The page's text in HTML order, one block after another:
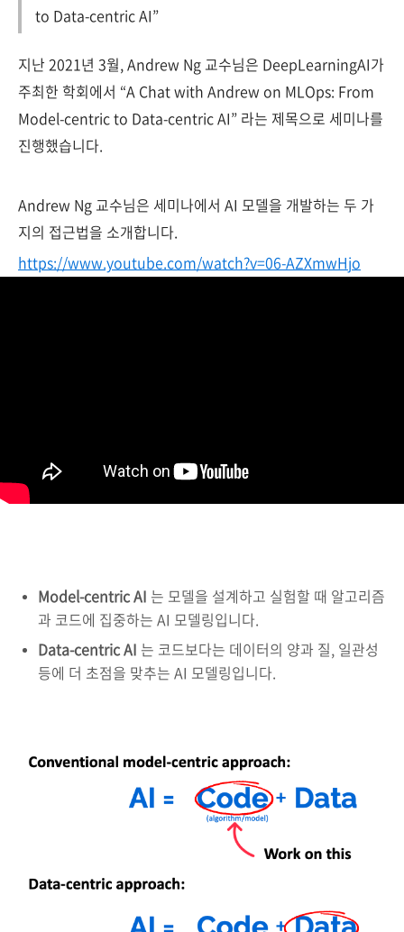
to Data-centric AI”
지난 2021년 3월, Andrew Ng 교수님은 DeepLearningAI가
주최한 학회에서 “A Chat with Andrew on MLOps: From
Model-centric to Data-centric AI” 라는 제목으로 세미나를
진행했습니다.
Andrew Ng 교수님은 세미나에서 AI 모델을 개발하는 두 가
지의 접근법을 소개합니다.
https://www.youtube.com/watch?v=06-AZXmwHjo
Model-centric AI 는 모델을 설계하고 실험할 때 알고리즘
과 코드에 집중하는 AI 모델링입니다.
Data-centric AI 는 코드보다는 데이터의 양과 질, 일관성
등에 더 초점을 맞추는 AI 모델링입니다.